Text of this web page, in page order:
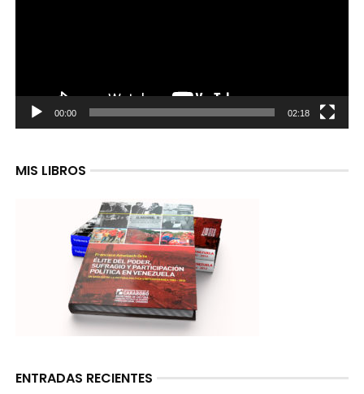
00:00 02:18
MIS LIBROS
ENTRADAS RECIENTES